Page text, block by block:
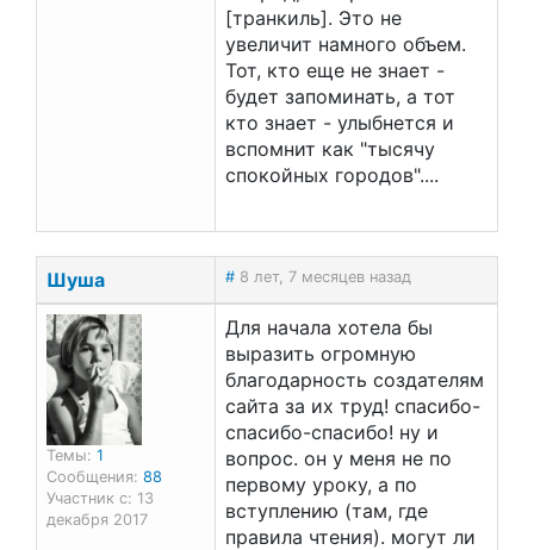
[транкиль]. Это не
увеличит намного объем.
Тот, кто еще не знает -
будет запоминать, а тот
кто знает - улыбнется и
вспомнит как "тысячу
спокойных городов"....
Шуша # 8 лет, 7 месяцев назад
Темы: 1
Сообщения: 88
Участник с: 13
декабря 2017
Для начала хотела бы
выразить огромную
благодарность создателям
сайта за их труд! спасибо-
спасибо-спасибо! ну и
вопрос. он у меня не по
первому уроку, а по
вступлению (там, где
правила чтения). могут ли